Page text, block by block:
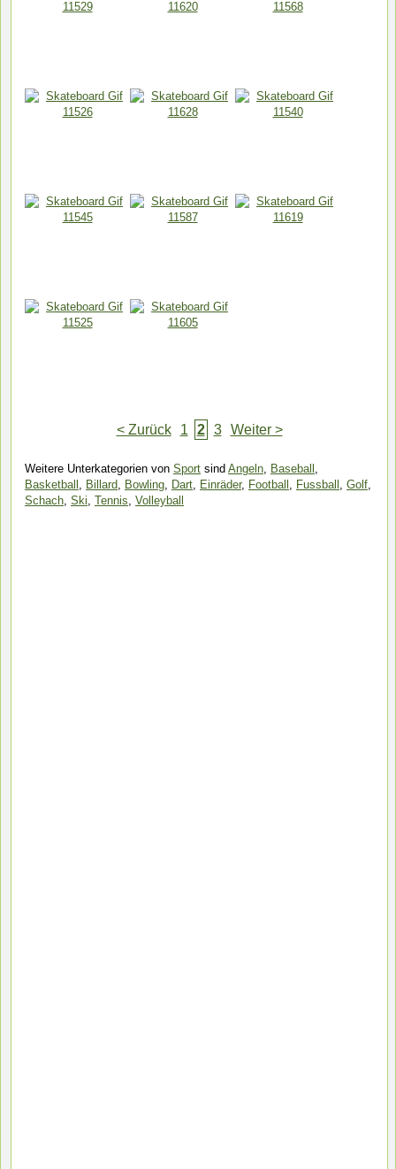
< Zurück 1 2 3 Weiter >
Weitere Unterkategorien von Sport sind Angeln, Baseball ,
Basketball , Billard, Bowling, Dart, Einräder, Football , Fussball , Golf,
Schach, Ski, Tennis, Volleyball